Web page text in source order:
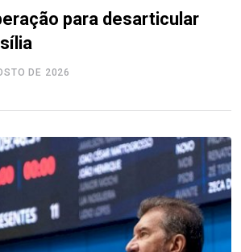
para desarticular
DE 2026